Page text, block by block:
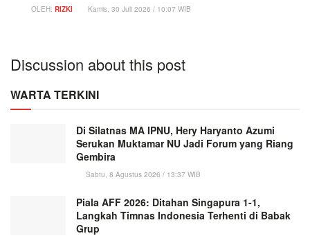
OLEH: RIZKI Kamis, 30 Juli 2026 / 10:07 WIB
Discussion about this post
WARTA TERKINI
Di Silatnas MA IPNU, Hery Haryanto Azumi
Serukan Muktamar NU Jadi Forum yang Riang
Gembira
Sabtu, 8 Agustus 2026 / 13:37 WIB
Piala AFF 2026: Ditahan Singapura 1-1,
Langkah Timnas Indonesia Terhenti di Babak
Grup